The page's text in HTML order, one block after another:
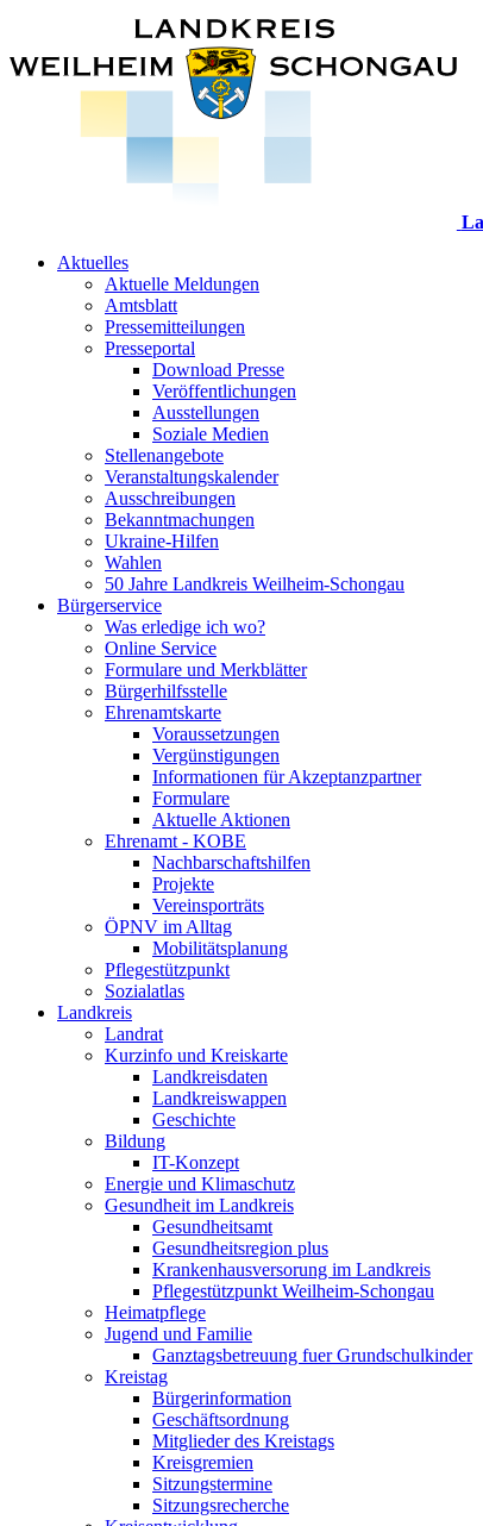
Aktuelles
Aktuelle Meldungen
Amtsblatt
Pressemitteilungen
Presseportal
Download Presse
Veröffentlichungen
Ausstellungen
Soziale Medien
Stellenangebote
Veranstaltungskalender
Ausschreibungen
Bekanntmachungen
Ukraine-Hilfen
Wahlen
50 Jahre Landkreis Weilheim-Schongau
Bürgerservice
Was erledige ich wo?
Online Service
Formulare und Merkblätter
Bürgerhilfsstelle
Ehrenamtskarte
Voraussetzungen
Vergünstigungen
Informationen für Akzeptanzpartner
Formulare
Aktuelle Aktionen
Ehrenamt - KOBE
Nachbarschaftshilfen
Projekte
Vereinsporträts
ÖPNV im Alltag
Mobilitätsplanung
Pflegestützpunkt
Sozialatlas
Landkreis
Landrat
Kurzinfo und Kreiskarte
Landkreisdaten
Landkreiswappen
Geschichte
Bildung
IT-Konzept
Energie und Klimaschutz
Gesundheit im Landkreis
Gesundheitsamt
Gesundheitsregion plus
Krankenhausversorung im Landkreis
Pflegestützpunkt Weilheim-Schongau
Heimatpflege
Jugend und Familie
Ganztagsbetreuung fuer Grundschulkinder
Kreistag
Bürgerinformation
Geschäftsordnung
Mitglieder des Kreistags
Kreisgremien
Sitzungstermine
Sitzungsrecherche